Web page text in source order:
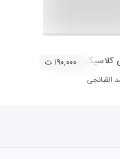
عراق - مقام العراقی بغداد
القبانجی
۱۹۰,۰۰۰ ت